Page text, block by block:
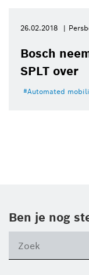
26.02.2018
Bosch
SPLT over
Automated
Ben je nog